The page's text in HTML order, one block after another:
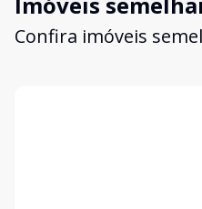
Confira imóveis